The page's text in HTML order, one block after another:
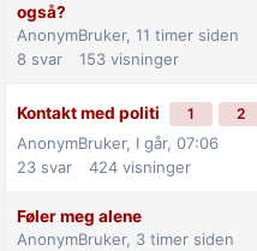
også?
AnonymBruker, 11 timer siden
8 svar 153 visninger
Kontakt med politi 1 2
AnonymBruker, I går, 07:06
23 svar 424 visninger
Føler meg alene
AnonymBruker, 3 timer siden